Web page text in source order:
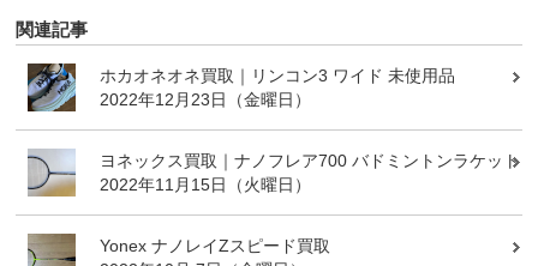
関連記事
ホカオネオネ買取｜リンコン3 ワイド 未使用品
2022年12月23日（金曜日）
ヨネックス買取｜ナノフレア700 バドミントンラケット
2022年11月15日（火曜日）
Yonex ナノレイZスピード買取